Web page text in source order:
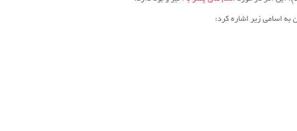
به اسامی زیر اشاره کرد: